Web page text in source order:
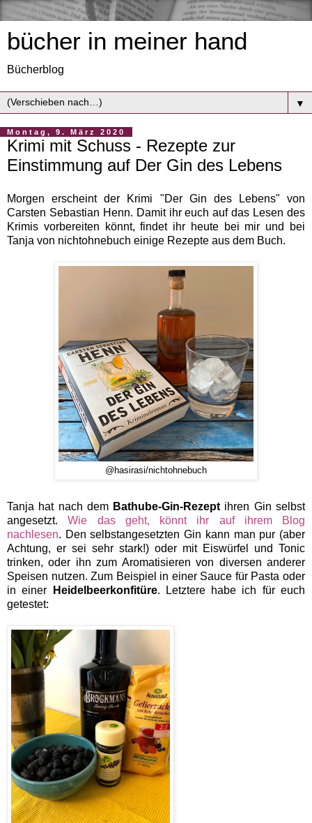
bücher in meiner hand
Bücherblog
▼
Montag, 9. März 2020
Krimi mit Schuss - Rezepte zur
Einstimmung auf Der Gin des Lebens
Morgen erscheint der Krimi "Der Gin des Lebens" von
Carsten Sebastian Henn. Damit ihr euch auf das Lesen des
Krimis vorbereiten könnt, findet ihr heute bei mir und bei
Tanja von nichtohnebuch einige Rezepte aus dem Buch.
@hasirasi/nichtohnebuch
Tanja hat nach dem Bathube-Gin-Rezept ihren Gin selbst
angesetzt.Wie das geht, könnt ihr auf ihrem Blog
nachlesen. Den selbstangesetzten Gin kann man pur (aber
Achtung, er sei sehr stark!) oder mit Eiswürfel und Tonic
trinken, oder ihn zum Aromatisieren von diversen anderer
Speisen nutzen. Zum Beispiel in einer Sauce für Pasta oder
in einer
Heidelbeerkonfitüre. Letztere habe ich für euch
getestet: